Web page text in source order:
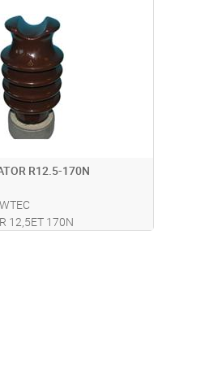
R12.5-170N
12,5ET 170N